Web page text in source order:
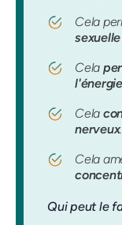
Cela
Cela
Cela
nerveux.
Cela
Qui peut le